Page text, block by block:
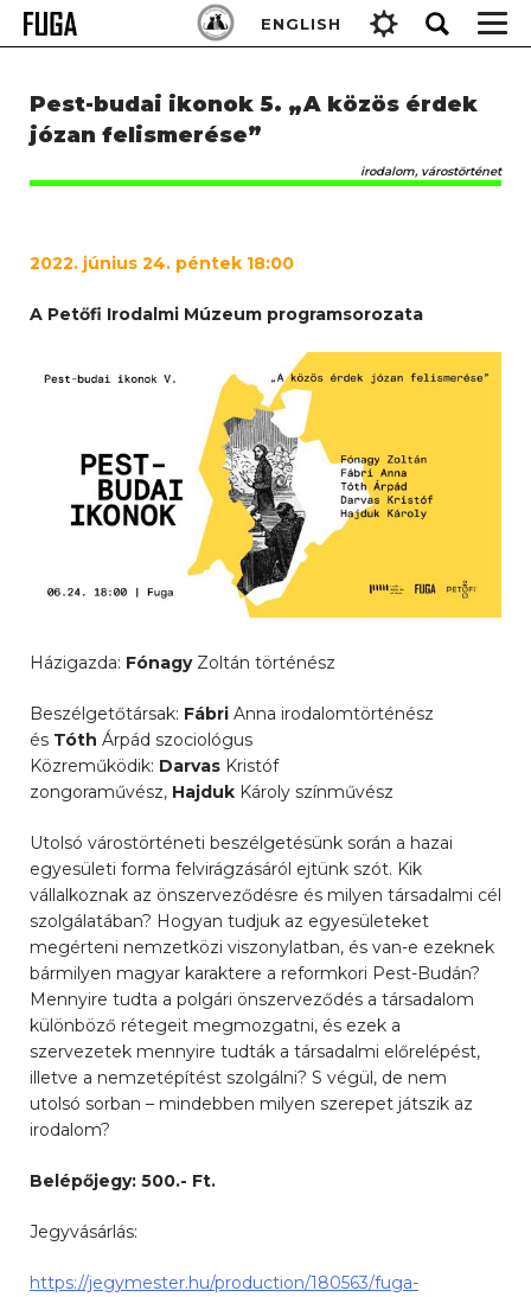
Skip
ENGLISH
Keresés:
Pest-budai ikonok 5. „A közös érdek
józan felismerése”
irodalom, várostörténet
2022. június 24. péntek 18:00
A Petőfi Irodalmi Múzeum programsorozata
Házigazda: FónagyZoltán történész
Beszélgetőtársak: Fábri Anna irodalomtörténész
és Tóth Árpád szociológus
Közreműködik: Darvas Kristóf
zongoraművész, Hajduk Károly színművész
Utolsó várostörténeti beszélgetésünk során a hazai
egyesületi forma felvirágzásáról ejtünk szót. Kik
vállalkoznak az önszerveződésre és milyen társadalmi cél
szolgálatában? Hogyan tudjuk az egyesületeket
megérteni nemzetközi viszonylatban, és van-e ezeknek
bármilyen magyar karaktere a reformkori Pest-Budán?
Mennyire tudta a polgári önszerveződés a társadalom
különböző rétegeit megmozgatni, és ezek a
szervezetek mennyire tudták a társadalmi előrelépést,
illetve a nemzetépítést szolgálni? S végül, de nem
utolsó sorban – mindebben milyen szerepet játszik az
irodalom?
Belépőjegy: 500.- Ft.
Jegyvásárlás:
https://jegymester.hu/production/180563/fuga-